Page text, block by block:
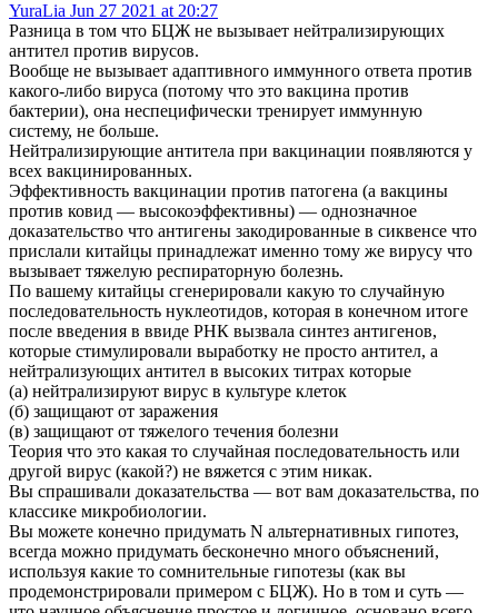
YuraLia Jun 27 2021 at 20:27
Разница в том что БЦЖ не вызывает нейтрализирующих
антител против вирусов.
Вообще не вызывает адаптивного иммунного ответа против
какого-либо вируса (потому что это вакцина против
бактерии), она неспецифически тренирует иммунную
систему, не больше.
Нейтрализирующие антитела при вакцинации появляются у
всех вакцинированных.
Эффективность вакцинации против патогена (а вакцины
против ковид — высокоэффективны) — однозначное
доказательство что антигены закодированные в сиквенсе что
прислали китайцы принадлежат именно тому же вирусу что
вызывает тяжелую респираторную болезнь.
По вашему китайцы сгенерировали какую то случайную
последовательность нуклеотидов, которая в конечном итоге
после введения в ввиде РНК вызвала синтез антигенов,
которые стимулировали выработку не просто антител, а
нейтрализующих антител в высоких титрах которые
(а) нейтрализируют вирус в культуре клеток
(б) защищают от заражения
(в) защищают от тяжелого течения болезни
Теория что это какая то случайная последовательность или
другой вирус (какой?) не вяжется с этим никак.
Вы спрашивали доказательства — вот вам доказательства, по
классике микробиологии.
Вы можете конечно придумать N альтернативных гипотез,
всегда можно придумать бесконечно много объяснений,
используя какие то сомнительные гипотезы (как вы
продемонстрировали примером с БЦЖ). Но в том и суть —